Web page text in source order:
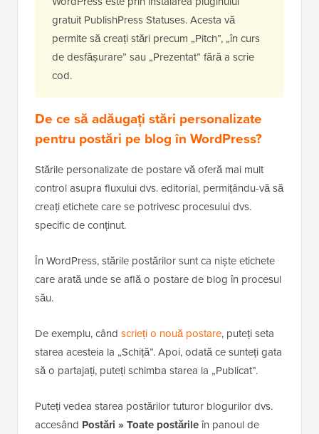
gratuit PublishPress Statuses. Acesta vă
permite să creați stări precum „Pitch”, „în curs
de desfășurare” sau „Prezentat” fără a scrie
cod.
De ce să adăugați stări personalizate
pentru postări pe blog în WordPress?
Stările personalizate de postare vă oferă mai mult
control asupra fluxului dvs. editorial, permițându-vă să
creați etichete care se potrivesc procesului dvs.
specific de conținut.
În WordPress, stările postărilor sunt ca niște etichete
care arată unde se află o postare de blog în procesul
său.
De exemplu, când scrieți o nouă postare, puteți seta
starea acesteia la „Schiță”. Apoi, odată ce sunteți gata
să o partajați, puteți schimba starea la „Publicat”.
Puteți vedea starea postărilor tuturor blogurilor dvs.
accesând Postări » Toate postărileîn panoul de